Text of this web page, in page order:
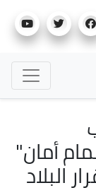
أمان"
البلاد